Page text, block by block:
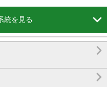
統を見る 

